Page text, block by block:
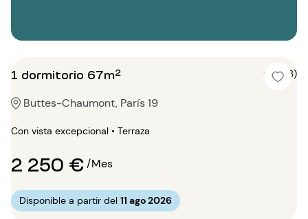
1 dormitorio 67m² 5 (3)
Buttes-Chaumont, París 19
Con vista excepcional • Terraza
2 250 €/Mes
Disponible a partir del 11 ago 2026